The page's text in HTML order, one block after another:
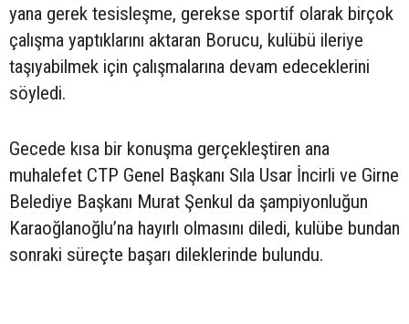
yana gerek tesisleşme, gerekse sportif olarak birçok
çalışma yaptıklarını aktaran Borucu, kulübü ileriye
taşıyabilmek için çalışmalarına devam edeceklerini
söyledi.
Gecede kısa bir konuşma gerçekleştiren ana
muhalefet CTP Genel Başkanı Sıla Usar İncirli ve Girne
Belediye Başkanı Murat Şenkul da şampiyonluğun
Karaoğlanoğlu’na hayırlı olmasını diledi, kulübe bundan
sonraki süreçte başarı dileklerinde bulundu.